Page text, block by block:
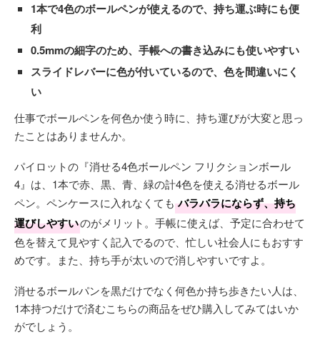
1本で4色のボールペンが使えるので、持ち運ぶ時にも便
利
0.5mmの細字のため、手帳への書き込みにも使いやすい
スライドレバーに色が付いているので、色を間違いにく
い
仕事でボールペンを何色か使う時に、持ち運びが大変と思っ
たことはありませんか。
パイロットの『消せる4色ボールペン フリクションボール
4』は、1本で赤、黒、青、緑の計4色を使える消せるボール
ペン。ペンケースに入れなくても バラバラにならず、持ち
運びしやすいのがメリット。手帳に使えば、予定に合わせて
色を替えて見やすく記入でるので、忙しい社会人にもおすす
めです。また、持ち手が太いので消しやすいですよ。
消せるボールパンを黒だけでなく何色か持ち歩きたい人は、
1本持つだけで済むこちらの商品をぜひ購入してみてはいか
がでしょう。